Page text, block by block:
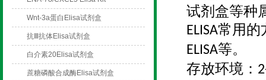
Wnt-3a蛋白Elisa试剂盒
抗Ⅲ抗体Elisa试剂盒
白介素20Elisa试剂盒
蔗糖磷酸合成酶Elisa试剂盒
试剂盒等种
ELISA常用的
ELISA等。
存放环境：